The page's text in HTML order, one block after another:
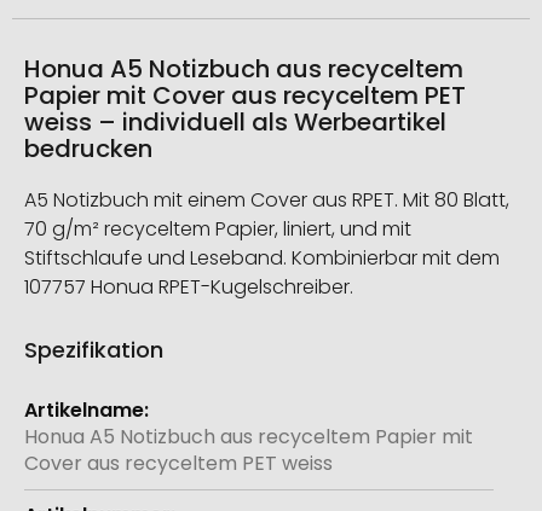
Honua A5 Notizbuch aus recyceltem
Papier mit Cover aus recyceltem PET
weiss – individuell als Werbeartikel
bedrucken
A5 Notizbuch mit einem Cover aus RPET. Mit 80 Blatt,
70 g/m² recyceltem Papier, liniert, und mit
Stiftschlaufe und Leseband. Kombinierbar mit dem
107757 Honua RPET-Kugelschreiber.
Spezifikation
Weitere
Informationen
Honua A5 Notizbuch aus recyceltem Papier mit
Cover aus recyceltem PET weiss